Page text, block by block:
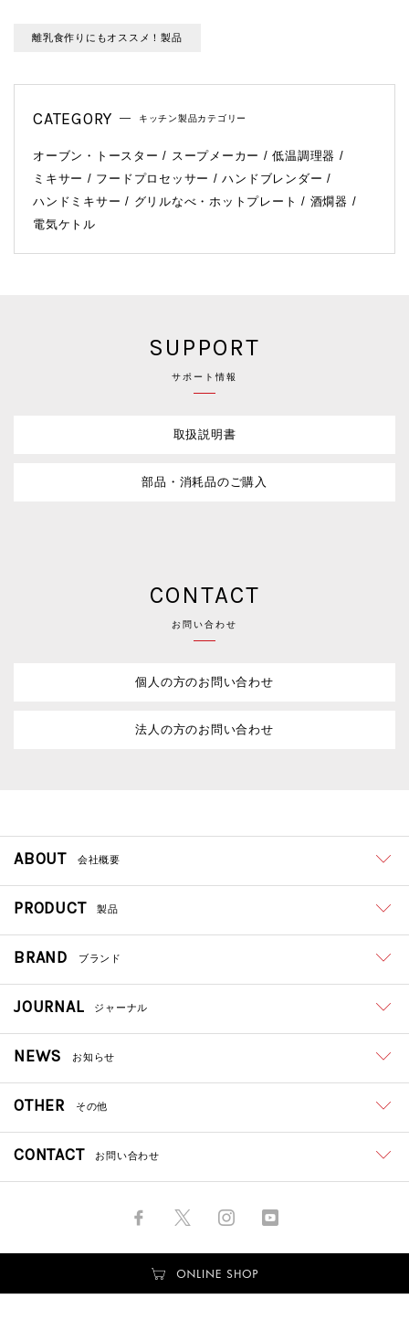
離乳食作りにもオススメ！製品
CATEGORY キッチン製品カテゴリー
オーブン・トースター スープメーカー
低温調理器
ミキサー
フードプロセッサー
ハンドブレンダー
ハンドミキサー
グリルなべ・ホットプレート
酒燗器
電気ケトル
SUPPORT
サポート情報
取扱説明書
部品・消耗品のご購入
CONTACT
お問い合わせ
個人の方のお問い合わせ
法人の方のお問い合わせ
ABOUT 会社概要
PRODUCT 製品
BRAND ブランド
JOURNAL ジャーナル
NEWS お知らせ
OTHER その他
CONTACT お問い合わせ